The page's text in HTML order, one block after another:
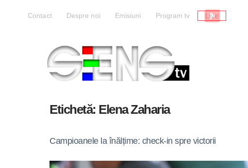
Contact Despre noi Emisiuni Program tv Live
Etichetă: Elena Zaharia
Campioanele la înălțime: check-in spre victorii